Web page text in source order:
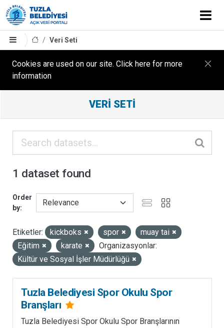
Veri Seti
Cookies are used on our site. Click here for more
information
Results
ORGANIZASYONLAR
KATEGORILER
ETIKETLER
LISANSLAR
VERI SETI
1 dataset found
Order
by
Etiketler: kickboks spor
muay tai
Eğitim
karate
Organizasyonlar:
Kültür ve Sosyal İşler Müdürlüğü
Tuzla Belediyesi Spor Okulu Spor
Branşları
Tuzla Belediyesi Spor Okulu Spor Branşlarının